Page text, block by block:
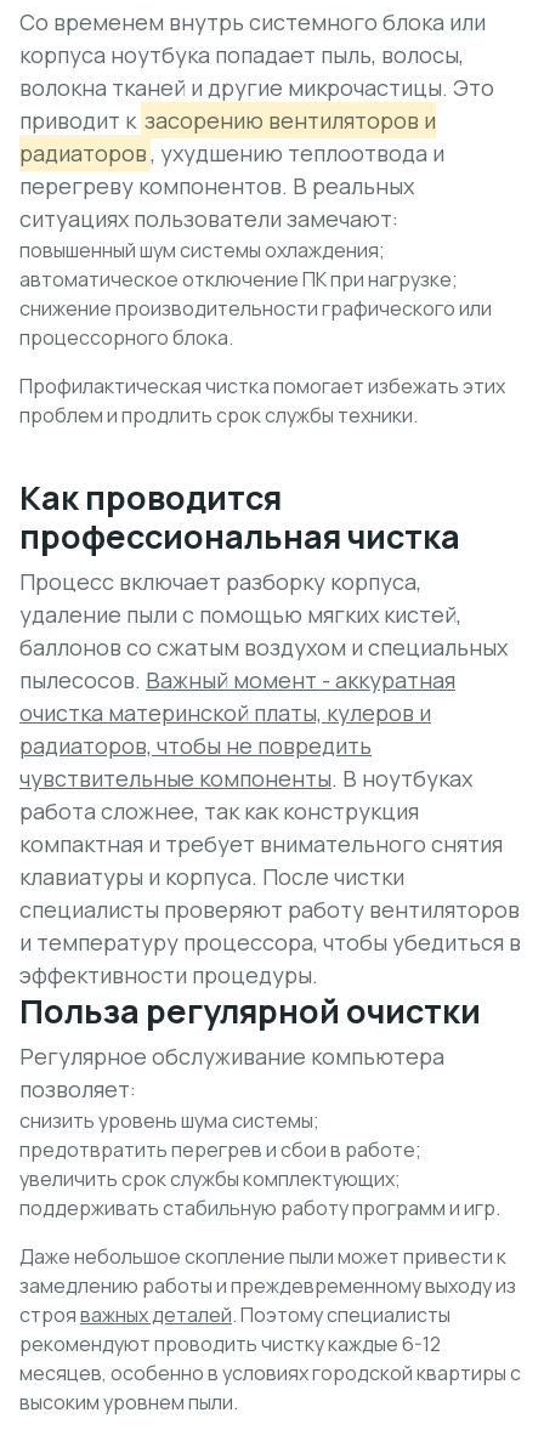
Со временем внутрь системного блока или
корпуса ноутбука попадает пыль, волосы,
волокна тканей и другие микрочастицы. Это
приводит к засорению вентиляторов и
радиаторов, ухудшению теплоотвода и
перегреву компонентов. В реальных
ситуациях пользователи замечают:
повышенный шум системы охлаждения;
автоматическое отключение ПК при нагрузке;
снижение производительности графического или
процессорного блока.
Профилактическая чистка помогает избежать этих
проблем и продлить срок службы техники.
Как проводится
профессиональная чистка
Процесс включает разборку корпуса,
удаление пыли с помощью мягких кистей,
баллонов со сжатым воздухом и специальных
пылесосов. Важный момент - аккуратная
очистка материнской платы, кулеров и
радиаторов, чтобы не повредить
чувствительные компоненты. В ноутбуках
работа сложнее, так как конструкция
компактная и требует внимательного снятия
клавиатуры и корпуса. После чистки
специалисты проверяют работу вентиляторов
и температуру процессора, чтобы убедиться в
эффективности процедуры.
Польза регулярной очистки
Регулярное обслуживание компьютера
позволяет:
снизить уровень шума системы;
предотвратить перегрев и сбои в работе;
увеличить срок службы комплектующих;
поддерживать стабильную работу программ и игр.
Даже небольшое скопление пыли может привести к
замедлению работы и преждевременному выходу из
строяважных деталей. Поэтому специалисты
рекомендуют проводить чистку каждые 6-12
месяцев, особенно в условиях городской квартиры с
высоким уровнем пыли.